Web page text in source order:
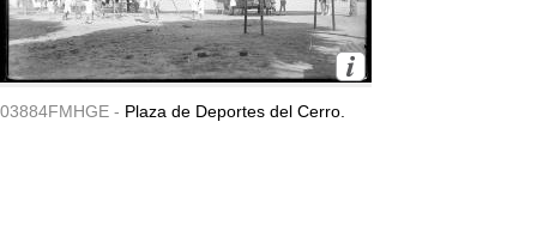
03884FMHGE - Plaza de Deportes del Cerro.